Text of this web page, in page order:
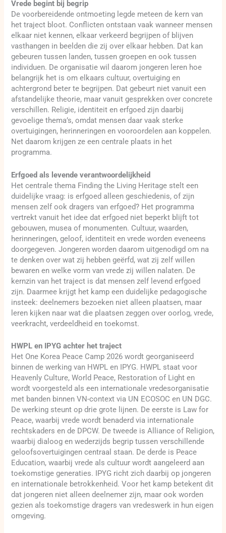
Vrede begint bij begrip
De voorbereidende ontmoeting legde meteen de kern van
het traject bloot. Conflicten ontstaan vaak wanneer mensen
elkaar niet kennen, elkaar verkeerd begrijpen of blijven
vasthangen in beelden die zij over elkaar hebben. Dat kan
gebeuren tussen landen, tussen groepen en ook tussen
individuen. De organisatie wil daarom jongeren leren hoe
belangrijk het is om elkaars cultuur, overtuiging en
achtergrond beter te begrijpen. Dat gebeurt niet vanuit een
afstandelijke theorie, maar vanuit gesprekken over concrete
verschillen. Religie, identiteit en erfgoed zijn daarbij
gevoelige thema’s, omdat mensen daar vaak sterke
overtuigingen, herinneringen en vooroordelen aan koppelen.
Net daarom krijgen ze een centrale plaats in het
programma.
Erfgoed als levende verantwoordelijkheid
Het centrale thema Finding the Living Heritage stelt een
duidelijke vraag: is erfgoed alleen geschiedenis, of zijn
mensen zelf ook dragers van erfgoed? Het programma
vertrekt vanuit het idee dat erfgoed niet beperkt blijft tot
gebouwen, musea of monumenten. Cultuur, waarden,
herinneringen, geloof, identiteit en vrede worden eveneens
doorgegeven. Jongeren worden daarom uitgenodigd om na
te denken over wat zij hebben geërfd, wat zij zelf willen
bewaren en welke vorm van vrede zij willen nalaten. De
kernzin van het traject is dat mensen zelf levend erfgoed
zijn. Daarmee krijgt het kamp een duidelijke pedagogische
insteek: deelnemers bezoeken niet alleen plaatsen, maar
leren kijken naar wat die plaatsen zeggen over oorlog, vrede,
veerkracht, verdeeldheid en toekomst.
HWPL en IPYG achter het traject
Het One Korea Peace Camp 2026 wordt georganiseerd
binnen de werking van HWPL en IPYG. HWPL staat voor
Heavenly Culture, World Peace, Restoration of Light en
wordt voorgesteld als een internationale vredesorganisatie
met banden binnen VN-context via UN ECOSOC en UN DGC.
De werking steunt op drie grote lijnen. De eerste is Law for
Peace, waarbij vrede wordt benaderd via internationale
rechtskaders en de DPCW. De tweede is Alliance of Religion,
waarbij dialoog en wederzijds begrip tussen verschillende
geloofsovertuigingen centraal staan. De derde is Peace
Education, waarbij vrede als cultuur wordt aangeleerd aan
toekomstige generaties. IPYG richt zich daarbij op jongeren
en internationale betrokkenheid. Voor het kamp betekent dit
dat jongeren niet alleen deelnemer zijn, maar ook worden
gezien als toekomstige dragers van vredeswerk in hun eigen
omgeving.